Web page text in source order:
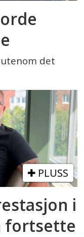
det
PLUSS
i
fortsette